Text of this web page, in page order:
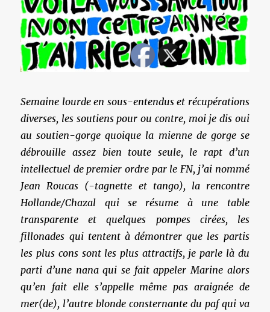
Semaine lourde en sous-entendus et récupérations
diverses, les soutiens pour ou contre, moi je dis oui
au soutien-gorge quoique la mienne de gorge se
débrouille assez bien toute seule, le rapt d’un
intellectuel de premier ordre par le FN, j’ai nommé
Jean Roucas (-tagnette et tango), la rencontre
Hollande/Chazal qui se résume à une table
transparente et quelques pompes cirées, les
fillonades qui tentent à démontrer que les partis
les plus cons sont les plus attractifs, je parle là du
parti d’une nana qui se fait appeler Marine alors
qu’en fait elle s’appelle même pas araignée de
mer(de), l’autre blonde consternante du paf qui va